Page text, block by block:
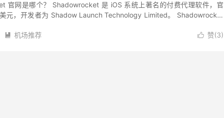
官网是哪个？ Shadowrocket 是 iOS 系统上著名的付费代理软件，官
元，开发者为 Shadow Launch Technology Limited。 Shadowrocket
 赞(3)
 机场推荐